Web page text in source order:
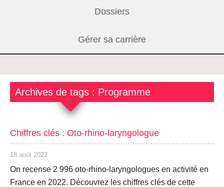
Dossiers
Gérer sa carrière
Archives de tags : Programme
Chiffres clés : Oto-rhino-laryngologue
18 août 2022
On recense 2 996 oto-rhino-laryngologues en activité en
France en 2022. Découvrez les chiffres clés de cette